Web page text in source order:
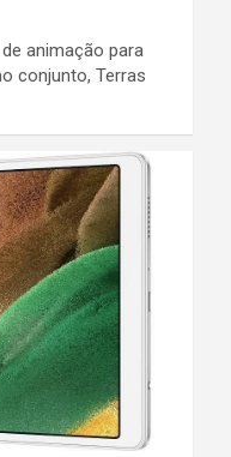
animação para
conjunto, Terras